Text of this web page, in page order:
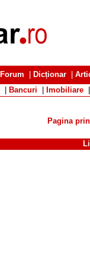
Forum Dicționar
Bancuri Imobiliare
Pagina